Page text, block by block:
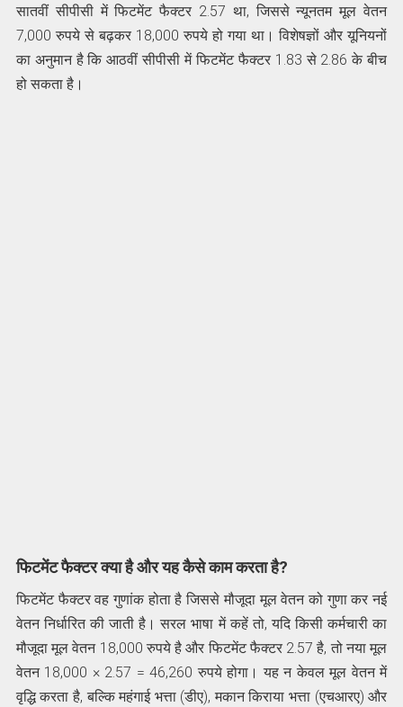
सातवीं सीपीसी में फिटमेंट फैक्टर 2.57 था, जिससे न्यूनतम मूल वेतन
7,000 रुपये से बढ़कर 18,000 रुपये हो गया था। विशेषज्ञों और यूनियनों
का अनुमान है कि आठवीं सीपीसी में फिटमेंट फैक्टर 1.83 से 2.86 के बीच
हो सकता है।
फिटमेंट फैक्टर क्या है और यह कैसे काम करता है?
फिटमेंट फैक्टर वह गुणांक होता है जिससे मौजूदा मूल वेतन को गुणा कर नई
वेतन निर्धारित की जाती है। सरल भाषा में कहें तो, यदि किसी कर्मचारी का
मौजूदा मूल वेतन 18,000 रुपये है और फिटमेंट फैक्टर 2.57 है, तो नया मूल
वेतन 18,000 × 2.57 = 46,260 रुपये होगा। यह न केवल मूल वेतन में
वृद्धि करता है, बल्कि महंगाई भत्ता (डीए), मकान किराया भत्ता (एचआरए) और